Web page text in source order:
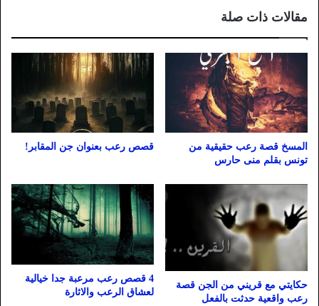
مقالات ذات صلة
المسخ قصة رعب حقيقية من
تونس بقلم منى حارس
قصص رعب بعنوان جن المقابر!
حكايتي مع قريني من الجن قصة
رعب واقعية حدثت بالفعل
4 قصص رعب مرعبة جدا خيالية
لعشاق الرعب والاثارة